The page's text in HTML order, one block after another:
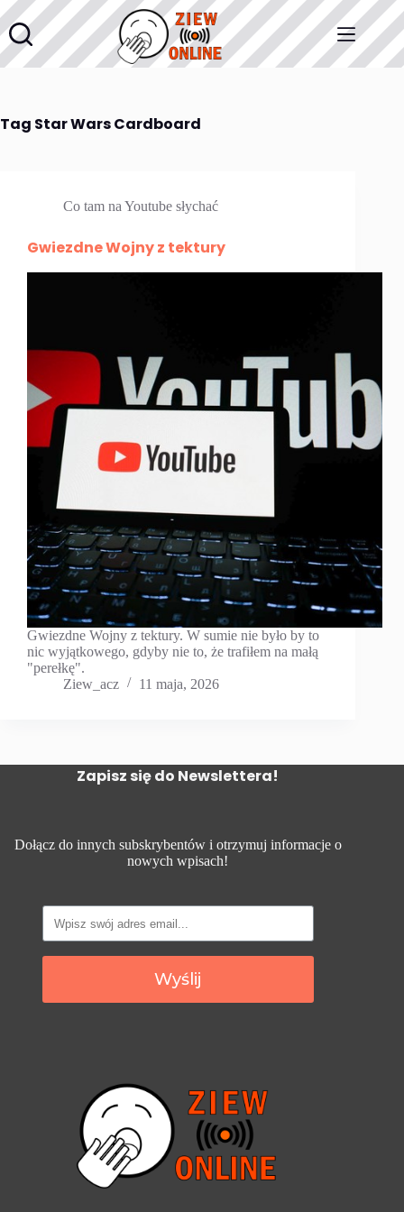
Przejdź
do
treści
Tag Star Wars Cardboard
Co tam na Youtube słychać
Gwiezdne Wojny z tektury
Gwiezdne Wojny z tektury. W sumie nie było by to
nic wyjątkowego, gdyby nie to, że trafiłem na małą
"perełkę".
Ziew_acz
11 maja, 2026
Zapisz się do Newslettera!
Dołącz do innych subskrybentów i otrzymuj informacje o
nowych wpisach!
Wyślij